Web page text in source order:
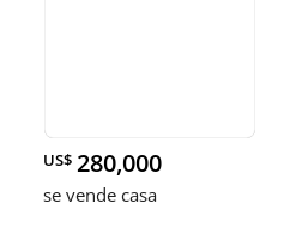
US$ 280,000
se vende casa